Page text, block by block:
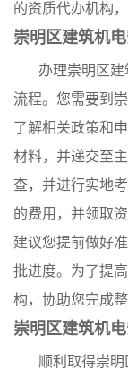
的资质代办机构
崇明区建筑机
办理崇明区
流程。您需要到
了解相关政策和
材料，并递交至
查，并进行实地
的费用，并领取
建议您提前做好
批进度。为了提
构，协助您完成整
崇明区建筑机
顺利取得崇